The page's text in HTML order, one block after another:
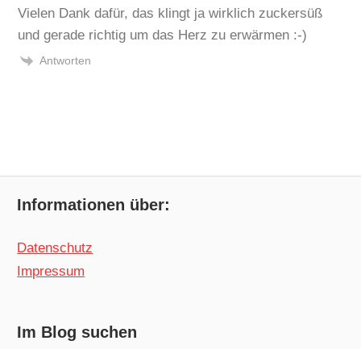
Vielen Dank dafür, das klingt ja wirklich zuckersüß
und gerade richtig um das Herz zu erwärmen :-)
Antworten
Informationen über:
Datenschutz
Impressum
Im Blog suchen